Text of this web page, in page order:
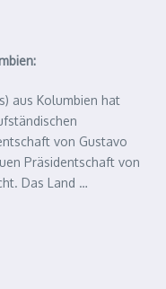
aus Kolumbien hat
von Gustavo
Präsidentschaft von
Das Land …